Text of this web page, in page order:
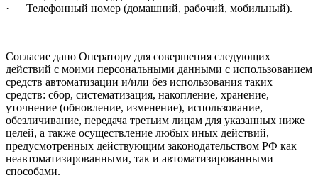
· Телефонный номер (домашний, рабочий, мобильный).
Согласие дано Оператору для совершения следующих
действий с моими персональными данными с использованием
средств автоматизации и/или без использования таких
средств: сбор, систематизация, накопление, хранение,
уточнение (обновление, изменение), использование,
обезличивание, передача третьим лицам для указанных ниже
целей, а также осуществление любых иных действий,
предусмотренных действующим законодательством РФ как
неавтоматизированными, так и автоматизированными
способами.